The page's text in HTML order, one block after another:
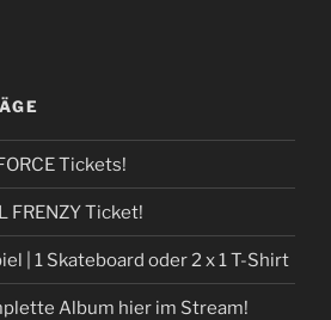
Tickets!
FRENZY Ticket!
| 1 Skateboard oder 2 x 1 T-Shirt
Album hier im Stream!